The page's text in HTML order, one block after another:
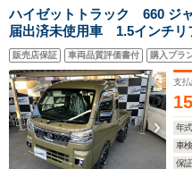
ハイゼットトラック 660 ジ
届出済未使用車 1.5インチ
新品タイヤ LEDヘッドライ
キー プッシュスタート ス
ングストップ クリアランス
販売店保証 車両品質評価書付 購入プラ
支
年式
車検
保証